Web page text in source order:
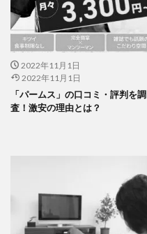
2022年11月1日
2022年11月1日
「パームス」の口コミ・評判を調
査！激安の理由とは？